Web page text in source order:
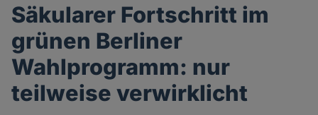
Säkularer Fortschritt im
grünen Berliner
Wahlprogramm: nur
teilweise verwirklicht